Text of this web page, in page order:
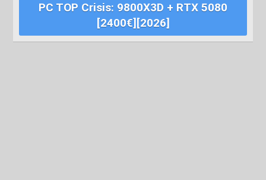
PC TOP Crisis: 9800X3D + RTX 5080
[2400€][2026]